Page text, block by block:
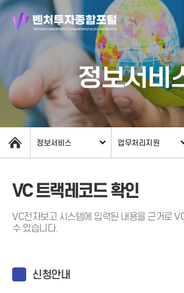
정보서비
정보서비스 업무처리지원
VC 트랙레코드 확인
VC전자보고 시스템에 입력된 내용을 근거로
수 있습니다.
신청안내